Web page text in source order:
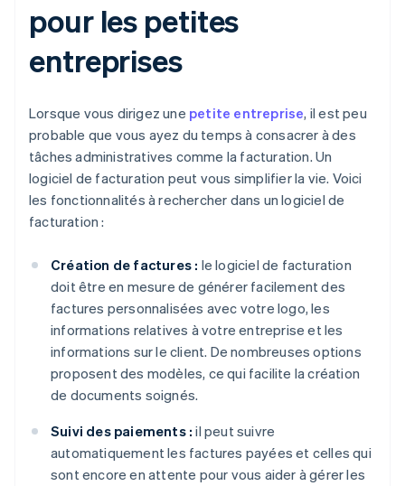
pour les petites
entreprises
Lorsque vous dirigez une petite entreprise, il est peu
probable que vous ayez du temps à consacrer à des
tâches administratives comme la facturation. Un
logiciel de facturation peut vous simplifier la vie. Voici
les fonctionnalités à rechercher dans un logiciel de
facturation :
Création de factures : le logiciel de facturation
doit être en mesure de générer facilement des
factures personnalisées avec votre logo, les
informations relatives à votre entreprise et les
informations sur le client. De nombreuses options
proposent des modèles, ce qui facilite la création
de documents soignés.
Suivi des paiements : il peut suivre
automatiquement les factures payées et celles qui
sont encore en attente pour vous aider à gérer les